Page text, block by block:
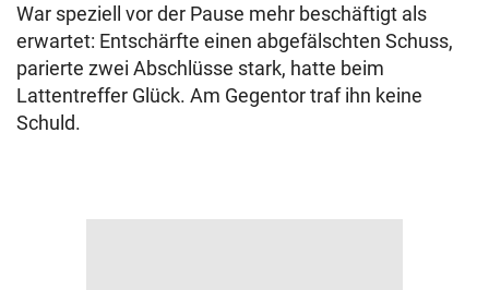
War speziell vor der Pause mehr beschäftigt als
erwartet: Entschärfte einen abgefälschten Schuss,
parierte zwei Abschlüsse stark, hatte beim
Lattentreffer Glück. Am Gegentor traf ihn keine
Schuld.